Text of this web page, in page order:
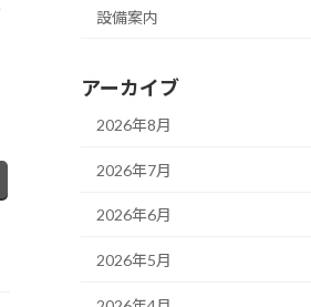
設備案内
アーカイブ
2026年8月
2026年7月
2026年6月
2026年5月